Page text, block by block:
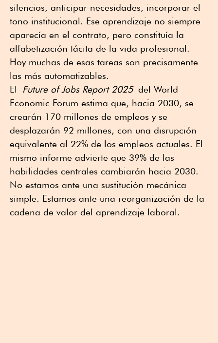
silencios, anticipar necesidades, incorporar el
tono institucional. Ese aprendizaje no siempre
aparecía en el contrato, pero constituía la
alfabetización tácita de la vida profesional.
Hoy muchas de esas tareas son precisamente
las más automatizables.
El
Future of Jobs Report 2025 del World
Economic Forum estima que, hacia 2030, se
crearán 170 millones de empleos y se
desplazarán 92 millones, con una disrupción
equivalente al 22% de los empleos actuales. El
mismo informe advierte que 39% de las
habilidades centrales cambiarán hacia 2030.
No estamos ante una sustitución mecánica
simple. Estamos ante una reorganización de la
cadena de valor del aprendizaje laboral.